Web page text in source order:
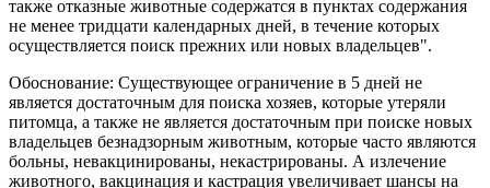
также отказные животные содержатся в пунктах содержания
не менее тридцати календарных дней, в течение которых
осуществляется поиск прежних или новых владельцев".
Обоснование: Существующее ограничение в 5 дней не
является достаточным для поиска хозяев, которые утеряли
питомца, а также не является достаточным при поиске новых
владельцев безнадзорным животным, которые часто являются
больны, невакцинированы, некастрированы. А излечение
животного, вакцинация и кастрация увеличивает шансы на